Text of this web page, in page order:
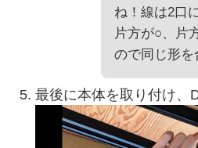
ね！線は2口
片方が○、片
ので同じ形を
最後に本体を取り付け、